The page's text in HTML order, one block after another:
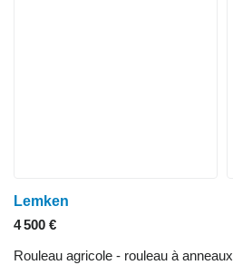
Lemken
4 500 €
Rouleau agricole - rouleau à anneaux